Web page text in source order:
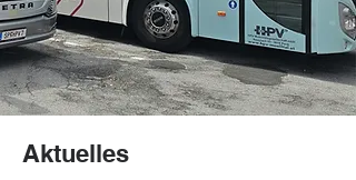
Aktuelles